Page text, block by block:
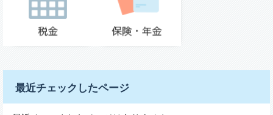
最近チェックしたページ